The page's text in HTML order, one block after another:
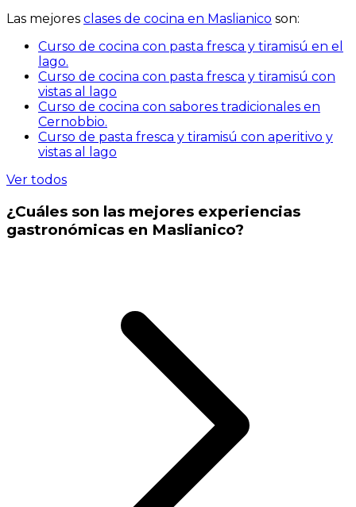
Las mejores clases de cocina en Maslianico son:
Curso de cocina con pasta fresca y tiramisú en el
lago.
Curso de cocina con pasta fresca y tiramisú con
vistas al lago
Curso de cocina con sabores tradicionales en
Cernobbio.
Curso de pasta fresca y tiramisú con aperitivo y
vistas al lago
Ver todos
¿Cuáles son las mejores experiencias
gastronómicas en Maslianico?